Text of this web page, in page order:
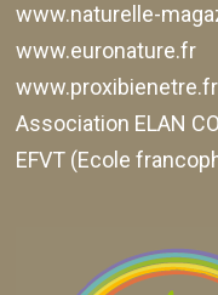
www.naturelle-
www.euronature.fr
www.proxibienetre.fr
Association ELAN
EFVT (Ecole